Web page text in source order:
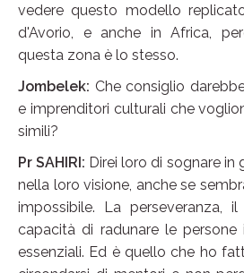
vedere questo modello
d'Avorio, e anche in Africa,
questa zona è lo stesso.
Jombelek: Che consiglio
e imprenditori culturali che
simili?
Pr SAHIRI: Direi loro di sognare in
nella loro visione, anche se
impossibile. La perseveranza,
capacità di radunare le
essenziali. Ed è quello che ho